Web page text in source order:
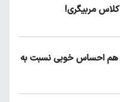
مربیگری!
هم احساس خوبی نسبت به